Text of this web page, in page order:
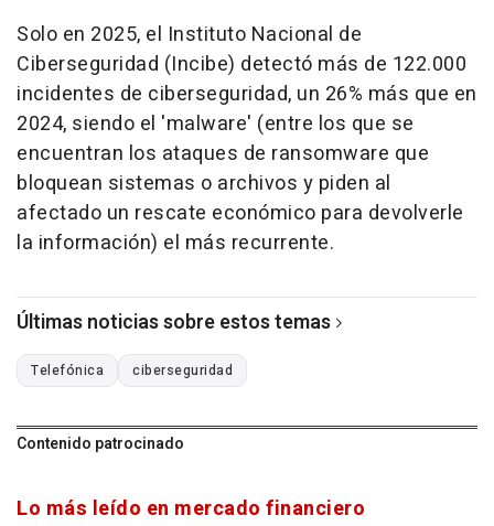
Solo en 2025, el Instituto Nacional de
Ciberseguridad (Incibe) detectó más de 122.000
incidentes de ciberseguridad, un 26% más que en
2024, siendo el 'malware' (entre los que se
encuentran los ataques de ransomware que
bloquean sistemas o archivos y piden al
afectado un rescate económico para devolverle
la información) el más recurrente.
Últimas noticias sobre estos temas
Telefónica ciberseguridad
Contenido patrocinado
Lo más leído en mercado financiero